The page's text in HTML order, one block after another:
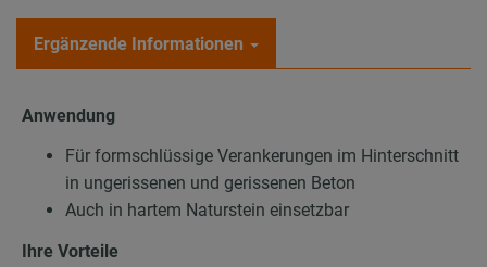
Ergänzende Informationen
Anwendung
Für formschlüssige Verankerungen im Hinterschnitt
in ungerissenen und gerissenen Beton
Auch in hartem Naturstein einsetzbar
Ihre Vorteile